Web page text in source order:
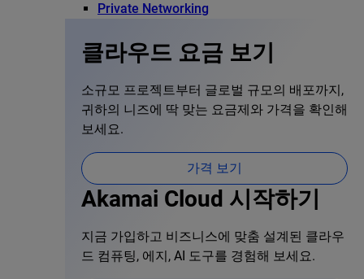
Private Networking
클라우드 요금 보기
소규모 프로젝트부터 글로벌 규모의 배포까지,
귀하의 니즈에 딱 맞는 요금제와 가격을 확인해
보세요.
가격 보기
Akamai Cloud 시작하기
지금 가입하고 비즈니스에 맞춤 설계된 클라우
드 컴퓨팅, 에지, AI 도구를 경험해 보세요.